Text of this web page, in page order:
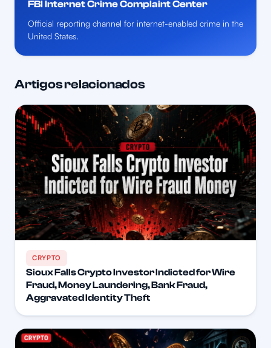
FBI Internet Crime Complaint Center
Official reporting channel for internet-enabled crime in the
United States.
Artigos relacionados
CRYPTO
Sioux Falls Crypto Investor Indicted for Wire
Fraud, Money Laundering, Bank Fraud,
Aggravated Identity Theft